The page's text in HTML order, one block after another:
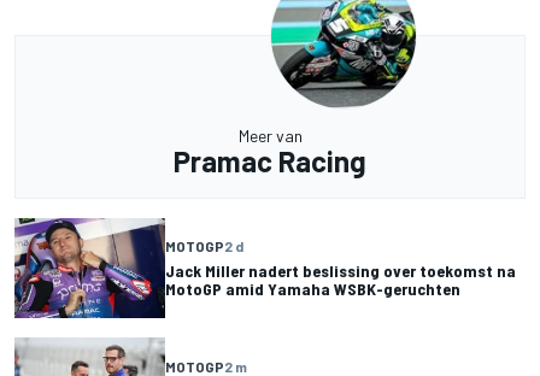
Meer van
Pramac Racing
MOTOGP2 d
Jack Miller nadert beslissing over toekomst na
MotoGP amid Yamaha WSBK-geruchten
MOTOGP2 m